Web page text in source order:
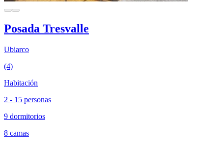
Posada Tresvalle
Ubiarco
(4)
Habitación
2 - 15 personas
9 dormitorios
8 camas